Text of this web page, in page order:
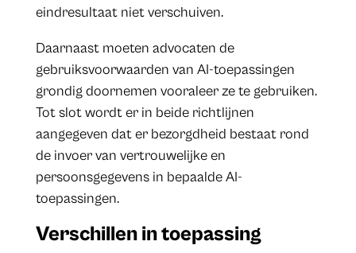
eindresultaat niet verschuiven.
Daarnaast moeten advocaten de
gebruiksvoorwaarden van AI-toepassingen
grondig doornemen vooraleer ze te gebruiken.
Tot slot wordt er in beide richtlijnen
aangegeven dat er bezorgdheid bestaat rond
de invoer van vertrouwelijke en
persoonsgegevens in bepaalde AI-
toepassingen.
Verschillen in toepassing